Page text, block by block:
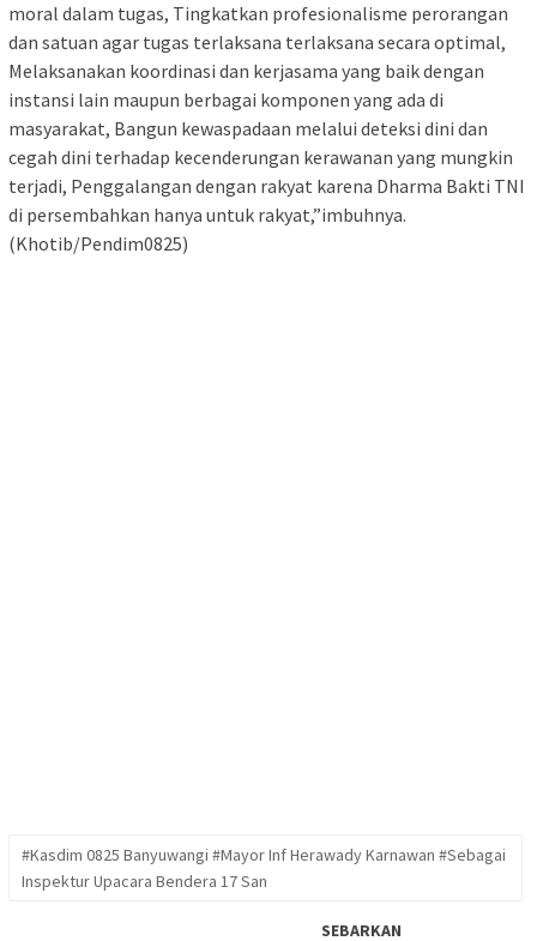
moral dalam tugas, Tingkatkan profesionalisme perorangan
dan satuan agar tugas terlaksana terlaksana secara optimal,
Melaksanakan koordinasi dan kerjasama yang baik dengan
instansi lain maupun berbagai komponen yang ada di
masyarakat, Bangun kewaspadaan melalui deteksi dini dan
cegah dini terhadap kecenderungan kerawanan yang mungkin
terjadi, Penggalangan dengan rakyat karena Dharma Bakti TNI
di persembahkan hanya untuk rakyat,”imbuhnya.
(Khotib/Pendim0825)
#Kasdim 0825 Banyuwangi #Mayor Inf Herawady Karnawan #Sebagai
Inspektur Upacara Bendera 17 San
SEBARKAN